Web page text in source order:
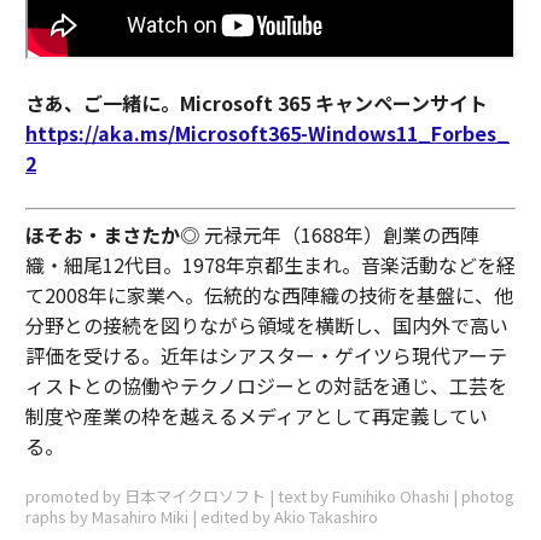
さあ、ご一緒に。Microsoft 365 キャンペーンサイト
https://aka.ms/Microsoft365-Windows11_Forbes_
2
ほそお・まさたか◎ 元禄元年（1688年）創業の西陣
織・細尾12代目。1978年京都生まれ。音楽活動などを経
て2008年に家業へ。伝統的な西陣織の技術を基盤に、他
分野との接続を図りながら領域を横断し、国内外で高い
評価を受ける。近年はシアスター・ゲイツら現代アーテ
ィストとの協働やテクノロジーとの対話を通じ、工芸を
制度や産業の枠を越えるメディアとして再定義してい
る。
promoted by 日本マイクロソフト | text by Fumihiko Ohashi | photog
raphs by Masahiro Miki | edited by Akio Takashiro